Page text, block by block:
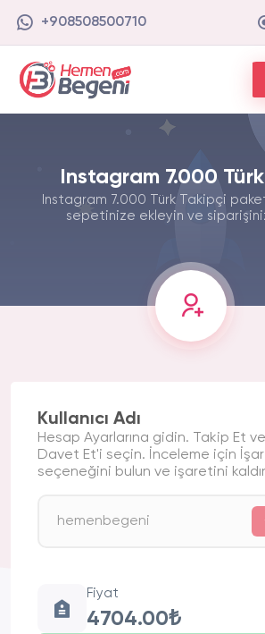
+908508500710
Instagram 7.000
Instagram 7.000 Türk Takipçi
sepetinize ekleyin ve
Kullanıcı Adı
Hesap Ayarlarına gidin. Takip Et
Davet Et'i seçin. İnceleme için
seçeneğini bulun ve işaretini
Fiyat
4704.00₺